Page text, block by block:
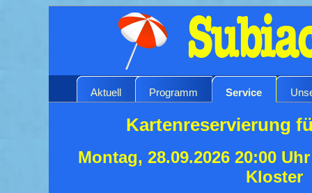
Aktuell Programm Service
Kartenreservierung
Montag, 28.09.2026 20:00
Kloster